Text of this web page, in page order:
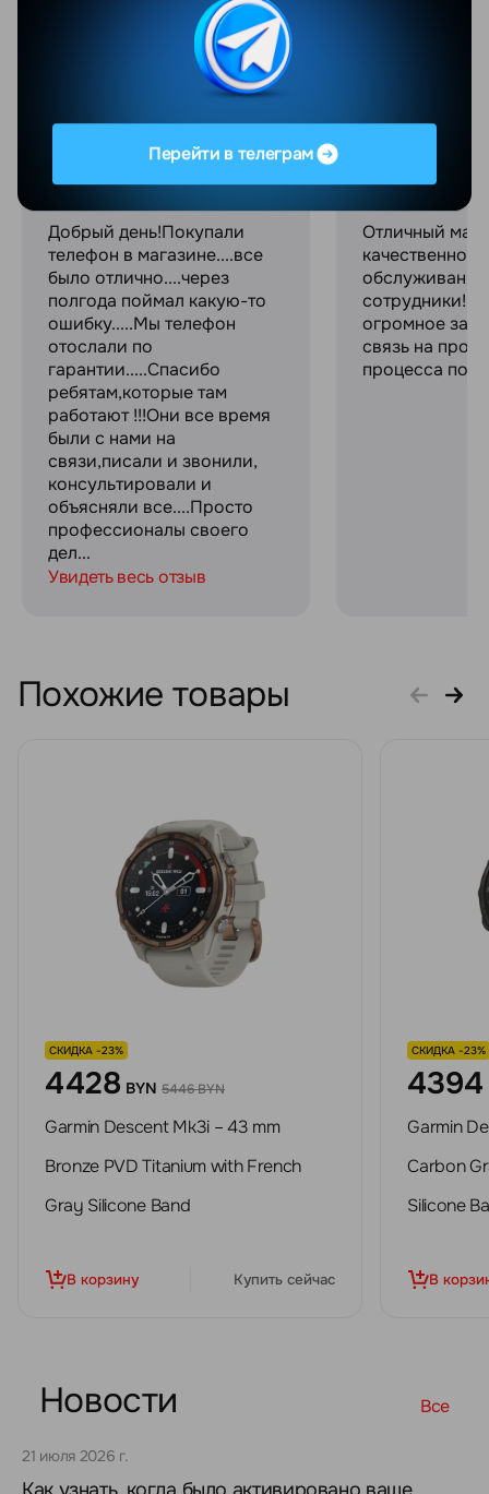
Добрый день!Покупали
телефон в магазине....все
было отлично....через
полгода поймал какую-то
ошибку.....Мы телефон
отослали по
гарантии.....Спасибо
ребятам,которые там
работают !!!Они все время
были с нами на
связи,писали и звонили,
консультировали и
объясняли все....Просто
профессионалы своего
дел...
Увидеть весь отзыв
Отличный
качественное
сотрудники!
огромное за
связь на
процесса
Похожие товары
СКИДКА -23%
4428 BYN 5446 BYN
Garmin Descent Mk3i – 43 mm
Bronze PVD Titanium with French
Gray Silicone Band
В корзину Купить сейчас
СКИДКА -23%
4394
Garmin
Carbon
Silicone
В
Новости Все
21 июля 2026 г.
Перейти в телеграм